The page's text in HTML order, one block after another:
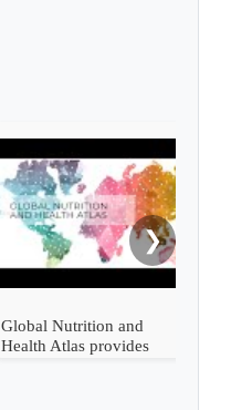
Global Nutrition and
Health Atlas provides
❯